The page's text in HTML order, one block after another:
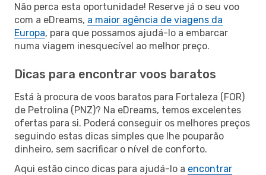
Não perca esta oportunidade! Reserve já o seu voo
com a eDreams, a maior agência de viagens da
Europa, para que possamos ajudá-lo a embarcar
numa viagem inesquecível ao melhor preço.
Dicas para encontrar voos baratos
Está à procura de voos baratos para Fortaleza (FOR)
de Petrolina (PNZ)? Na eDreams, temos excelentes
ofertas para si. Poderá conseguir os melhores preços
seguindo estas dicas simples que lhe pouparão
dinheiro, sem sacrificar o nível de conforto.
Aqui estão cinco dicas para ajudá-lo a encontrar